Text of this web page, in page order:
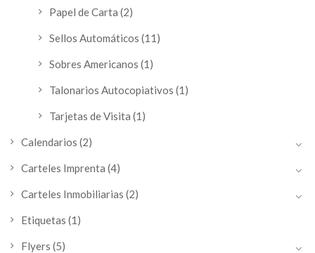
Papel de Carta (2)
Sellos Automáticos (11)
Sobres Americanos (1)
Talonarios Autocopiativos (1)
Tarjetas de Visita (1)
Calendarios (2)
Carteles Imprenta (4)
Carteles Inmobiliarias (2)
Etiquetas (1)
Flyers (5)